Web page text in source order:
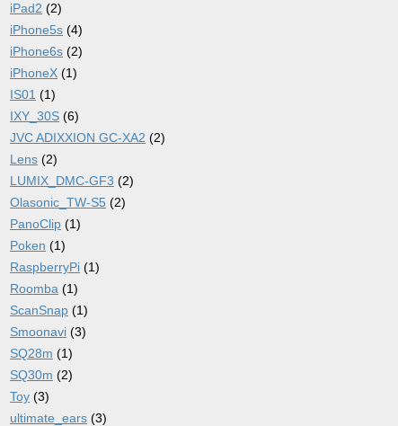
iPad2 (2)
iPhone5s (4)
iPhone6s (2)
iPhoneX (1)
IS01 (1)
IXY_30S (6)
JVC ADIXXION GC-XA2 (2)
Lens (2)
LUMIX_DMC-GF3 (2)
Olasonic_TW-S5 (2)
PanoClip (1)
Poken (1)
RaspberryPi (1)
Roomba (1)
ScanSnap (1)
Smoonavi (3)
SQ28m (1)
SQ30m (2)
Toy (3)
ultimate_ears (3)